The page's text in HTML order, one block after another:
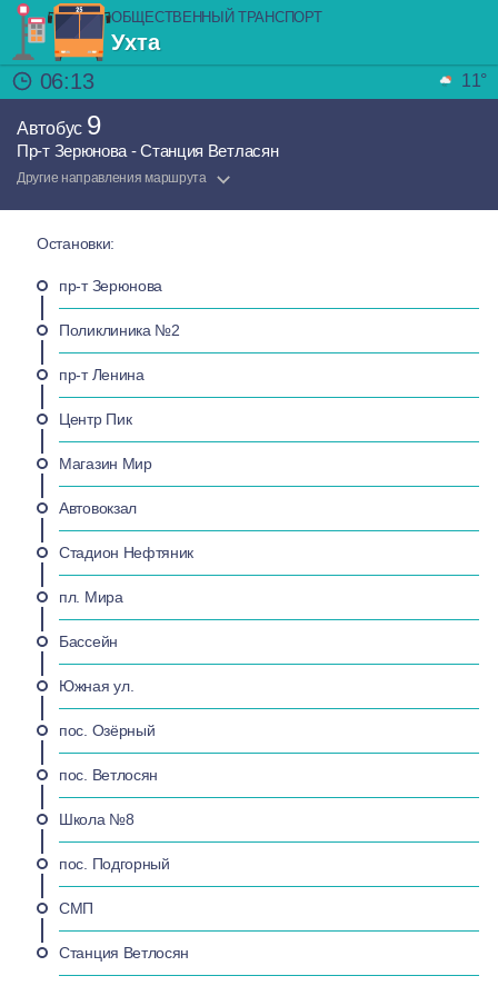
ОБЩЕСТВЕННЫЙ ТРАНСПОРТ
Ухта
06:13
11°
Автобус 9
Пр-т Зерюнова - Станция Ветласян
Другие направления маршрута
Остановки:
пр-т Зерюнова
Поликлиника №2
пр-т Ленина
Центр Пик
Магазин Мир
Автовокзал
Стадион Нефтяник
пл. Мира
Бассейн
Южная ул.
пос. Озёрный
пос. Ветлосян
Школа №8
пос. Подгорный
СМП
Станция Ветлосян